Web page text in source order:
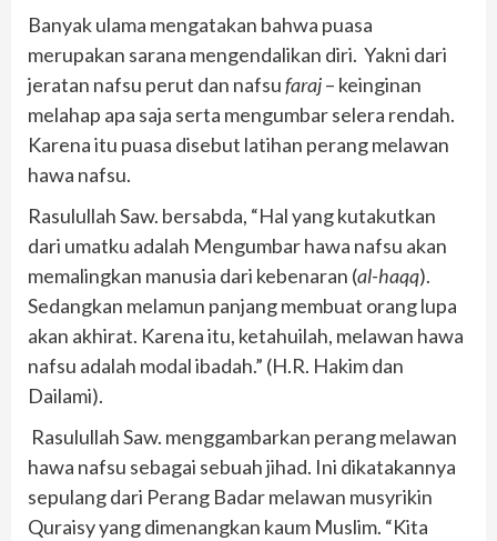
Banyak ulama mengatakan bahwa puasa
merupakan sarana mengendalikan diri. Yakni dari
jeratan nafsu perut dan nafsufaraj– keinginan
melahap apa saja serta mengumbar selera rendah.
Karena itu puasa disebut latihan perang melawan
hawa nafsu.
Rasulullah Saw. bersabda, “Hal yang kutakutkan
dari umatku adalah Mengumbar hawa nafsu akan
memalingkan manusia dari kebenaran (al-haqq).
Sedangkan melamun panjang membuat orang lupa
akan akhirat. Karena itu, ketahuilah, melawan hawa
nafsu adalah modal ibadah.” (H.R. Hakim dan
Dailami).
Rasulullah Saw. menggambarkan perang melawan
hawa nafsu sebagai sebuah jihad. Ini dikatakannya
sepulang dari Perang Badar melawan musyrikin
Quraisy yang dimenangkan kaum Muslim. “Kita